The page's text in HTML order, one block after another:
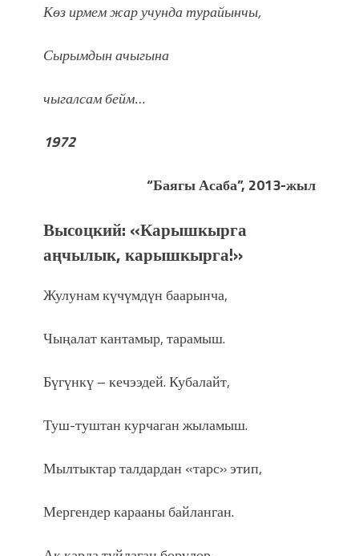
Көз ирмем жар учунда турайынчы,
Сырымдын ачыгына
чыгалсам бейм…
1972
“Баягы Асаба”, 2013-жыл
Высоцкий: «Карышкырга
аңчылык, карышкырга!»
Жулунам күчүмдүн баарынча,
Чыңалат кантамыр, тарамыш.
Бүгүнкү – кечээдей. Кубалайт,
Туш-туштан курчаган жыламыш.
Мылтыктар талдардан «тарс» этип,
Мергендер карааны байланган.